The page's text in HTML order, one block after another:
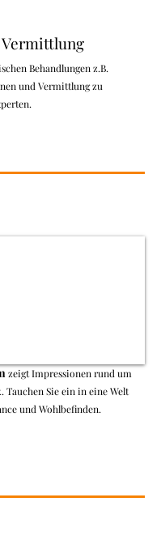
Behandlungen z.B.
und Vermittlung zu
zeigt Impressionen rund um
Tauchen Sie ein in eine Welt
und Wohlbefinden.